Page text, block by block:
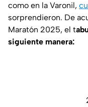
como en la Varonil,
sorprendieron. De
Maratón 2025, el t
siguiente manera: